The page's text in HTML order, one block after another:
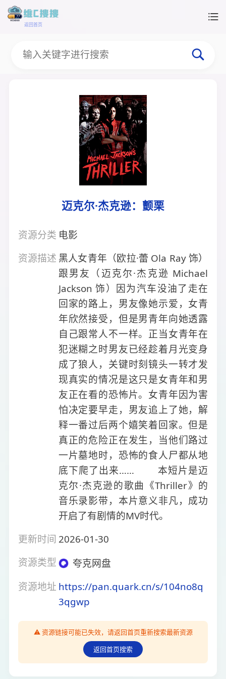
返回首页
迈克尔·杰克逊：颤栗
资源分类 电影
资源描述 黑人女青年（欧拉·蕾 Ola Ray 饰）
跟男友（迈克尔·杰克逊 Michael
Jackson 饰）因为汽车没油了走在
回家的路上，男友像她示爱，女青
年欣然接受，但是男青年向她透露
自己跟常人不一样。正当女青年在
犯迷糊之时男友已经趁着月光变身
成了狼人，关键时刻镜头一转才发
现真实的情况是这只是女青年和男
友正在看的恐怖片。女青年因为害
怕决定要早走，男友追上了她，解
释一番过后两个嬉笑着回家。但是
真正的危险正在发生，当他们路过
一片墓地时，恐怖的食人尸都从地
底下爬了出来…… 本短片是迈
克尔·杰克逊的歌曲《Thriller》的
音乐录影带，本片意义非凡，成功
开启了有剧情的MV时代。
更新时间 2026-01-30
资源类型
夸克网盘
资源地址 https://pan.quark.cn/s/104no8q
3qgwp
⚠️ 资源链接可能已失效，请返回首页重新搜索最新资源
返回首页搜索